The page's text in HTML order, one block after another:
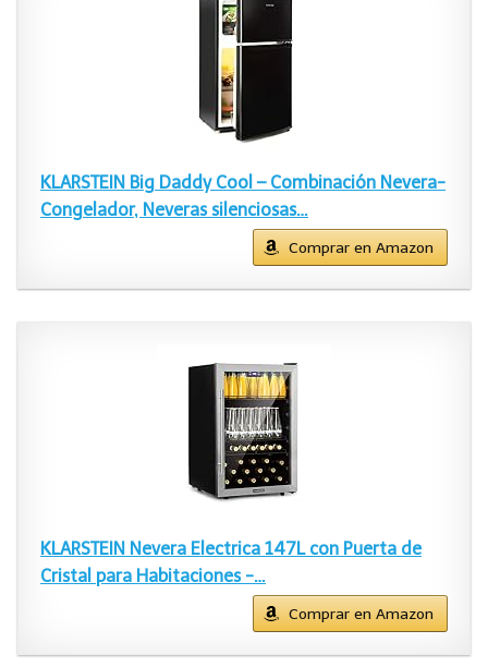
KLARSTEIN Big Daddy Cool – Combinación Nevera-
Congelador, Neveras silenciosas…
Comprar en Amazon
KLARSTEIN Nevera Electrica 147L con Puerta de
Cristal para Habitaciones -…
Comprar en Amazon